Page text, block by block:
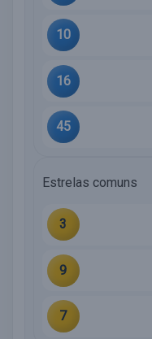
10
16
45
Estrelas comuns
3
9
7